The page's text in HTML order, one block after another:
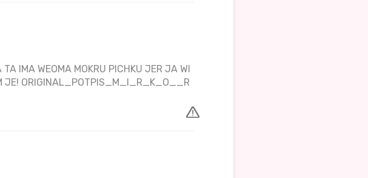
IMA WEOMA MOKRU PICHKU JER JA WI
JE! ORIGINAL_POTPIS_M_I_R_K_O__R